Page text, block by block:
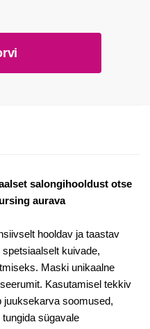
salongihooldust otse
aurava
hooldav ja taastav
kuivade,
Maski unikaalne
Kasutamisel tekkiv
juuksekarva soomused,
sügavale